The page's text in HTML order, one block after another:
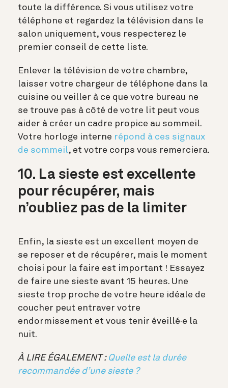
toute la différence. Si vous utilisez votre
téléphone et regardez la télévision dans le
salon uniquement, vous respecterez le
premier conseil de cette liste.
Enlever la télévision de votre chambre,
laisser votre chargeur de téléphone dans la
cuisine ou veiller à ce que votre bureau ne
se trouve pas à côté de votre lit peut vous
aider à créer un cadre propice au sommeil.
Votre horloge interne répond à ces signaux
de sommeil, et votre corps vous remerciera.
10. La sieste est excellente
pour récupérer, mais
n’oubliez pas de la limiter
Enfin, la sieste est un excellent moyen de
se reposer et de récupérer, mais le moment
choisi pour la faire est important ! Essayez
de faire une sieste avant 15 heures. Une
sieste trop proche de votre heure idéale de
coucher peut entraver votre
endormissement et vous tenir éveillé·e la
nuit.
À LIRE ÉGALEMENT : Quelle est la durée
recommandée d’une sieste ?